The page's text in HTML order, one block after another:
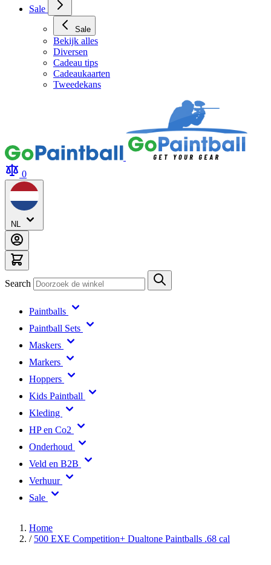
Sale
Sale
Bekijk alles
Diversen
Cadeau tips
Cadeaukaarten
Tweedekans
0
NL
Search
Paintballs
Paintball Sets
Maskers
Markers
Hoppers
Kids Paintball
Kleding
HP en Co2
Onderhoud
Veld en B2B
Verhuur
Sale
Home
/ 500 EXE Competition+ Dualtone Paintballs .68 cal